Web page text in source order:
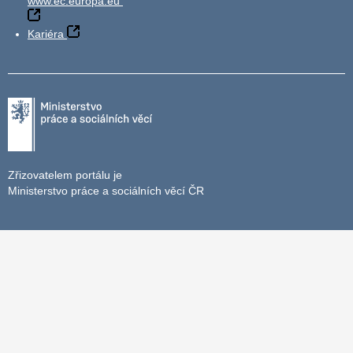
Kariéra
Zřizovatelem portálu je
Ministerstvo práce a sociálních věcí ČR